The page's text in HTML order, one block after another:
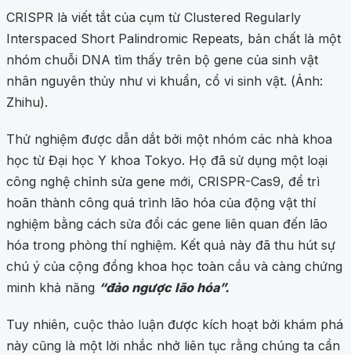
CRISPR là viết tắt của cụm từ Clustered Regularly
Interspaced Short Palindromic Repeats, bản chất là một
nhóm chuỗi DNA tìm thấy trên bộ gene của sinh vật
nhân nguyên thủy như vi khuẩn, cổ vi sinh vật. (Ảnh:
Zhihu).
Thử nghiệm được dẫn dắt bởi một nhóm các nhà khoa
học từ Đại học Y khoa Tokyo. Họ đã sử dụng một loại
công nghệ chỉnh sửa gene mới, CRISPR-Cas9, để trì
hoãn thành công quá trình lão hóa của động vật thí
nghiệm bằng cách sửa đổi các gene liên quan đến lão
hóa trong phòng thí nghiệm. Kết quả này đã thu hút sự
chú ý của cộng đồng khoa học toàn cầu và càng chứng
minh khả năng “đảo ngược lão hóa”.
Tuy nhiên, cuộc thảo luận được kích hoạt bởi khám phá
này cũng là một lời nhắc nhở liên tục rằng chúng ta cần